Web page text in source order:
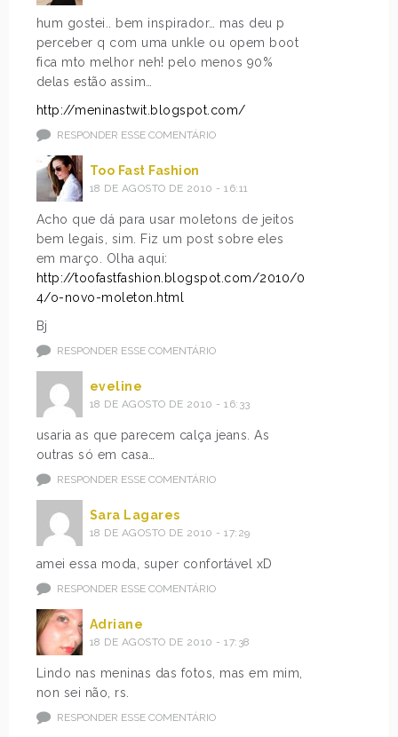
hum gostei.. bem inspirador… mas deu p
perceber q com uma unkle ou opem boot
fica mto melhor neh! pelo menos 90%
delas estão assim…
http://meninastwit.blogspot.com/
RESPONDER ESSE COMENTÁRIO
Too Fast Fashion
18 DE AGOSTO DE 2010 - 16:11
Acho que dá para usar moletons de jeitos
bem legais, sim. Fiz um post sobre eles
em março. Olha aqui:
http://toofastfashion.blogspot.com/2010/0
4/o-novo-moleton.html
Bj
RESPONDER ESSE COMENTÁRIO
eveline
18 DE AGOSTO DE 2010 - 16:33
usaria as que parecem calça jeans. As
outras só em casa…
RESPONDER ESSE COMENTÁRIO
Sara Lagares
18 DE AGOSTO DE 2010 - 17:29
amei essa moda, super confortável xD
RESPONDER ESSE COMENTÁRIO
Adriane
18 DE AGOSTO DE 2010 - 17:38
Lindo nas meninas das fotos, mas em mim,
non sei não, rs.
RESPONDER ESSE COMENTÁRIO